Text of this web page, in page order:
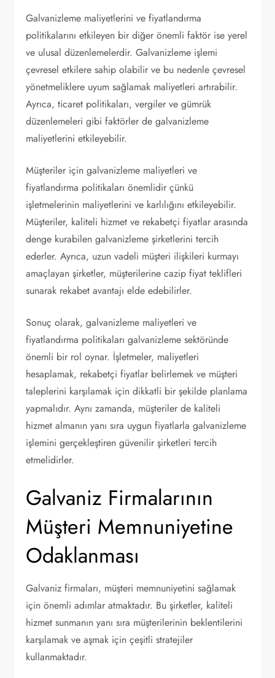
Galvanizleme maliyetlerini ve fiyatlandırma
politikalarını etkileyen bir diğer önemli faktör ise yerel
ve ulusal düzenlemelerdir. Galvanizleme işlemi
çevresel etkilere sahip olabilir ve bu nedenle çevresel
yönetmeliklere uyum sağlamak maliyetleri artırabilir.
Ayrıca, ticaret politikaları, vergiler ve gümrük
düzenlemeleri gibi faktörler de galvanizleme
maliyetlerini etkileyebilir.
Müşteriler için galvanizleme maliyetleri ve
fiyatlandırma politikaları önemlidir çünkü
işletmelerinin maliyetlerini ve karlılığını etkileyebilir.
Müşteriler, kaliteli hizmet ve rekabetçi fiyatlar arasında
denge kurabilen galvanizleme şirketlerini tercih
ederler. Ayrıca, uzun vadeli müşteri ilişkileri kurmayı
amaçlayan şirketler, müşterilerine cazip fiyat teklifleri
sunarak rekabet avantajı elde edebilirler.
Sonuç olarak, galvanizleme maliyetleri ve
fiyatlandırma politikaları galvanizleme sektöründe
önemli bir rol oynar. İşletmeler, maliyetleri
hesaplamak, rekabetçi fiyatlar belirlemek ve müşteri
taleplerini karşılamak için dikkatli bir şekilde planlama
yapmalıdır. Aynı zamanda, müşteriler de kaliteli
hizmet almanın yanı sıra uygun fiyatlarla galvanizleme
işlemini gerçekleştiren güvenilir şirketleri tercih
etmelidirler.
Galvaniz Firmalarının
Müşteri Memnuniyetine
Odaklanması
Galvaniz firmaları, müşteri memnuniyetini sağlamak
için önemli adımlar atmaktadır. Bu şirketler, kaliteli
hizmet sunmanın yanı sıra müşterilerinin beklentilerini
karşılamak ve aşmak için çeşitli stratejiler
kullanmaktadır.